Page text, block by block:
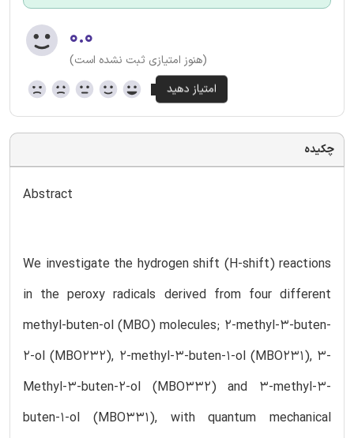
۰.۰
(هنوز امتیازی ثبت نشده است)
چکیده
Abstract
We investigate the hydrogen shift (H-shift) reactions
in the peroxy radicals derived from four different
methyl-buten-ol (MBO) molecules; 2-methyl-3-buten-
2-ol (MBO232), 2-methyl-3-buten-1-ol (MBO231), 3-
Methyl-3-buten-2-ol (MBO332) and 3-methyl-3-
buten-1-ol (MBO331), with quantum mechanical